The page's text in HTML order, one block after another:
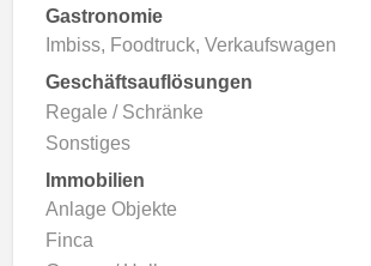
Gastronomie
Imbiss, Foodtruck, Verkaufswagen
Geschäftsauflösungen
Regale / Schränke
Sonstiges
Immobilien
Anlage Objekte
Finca